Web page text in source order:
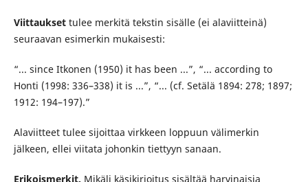
Viittaukset tulee merkitä tekstin sisälle (ei alaviitteinä)
seuraavan esimerkin mukaisesti:
“... since Itkonen (1950) it has been ...”, “... according to
Honti (1998: 336–338) it is ...”, “... (cf. Setälä 1894: 278; 1897;
1912: 194–197).”
Alaviitteet tulee sijoittaa virkkeen loppuun välimerkin
jälkeen, ellei viitata johonkin tiettyyn sanaan.
Erikoismerkit. Mikäli käsikirjoitus sisältää harvinaisia